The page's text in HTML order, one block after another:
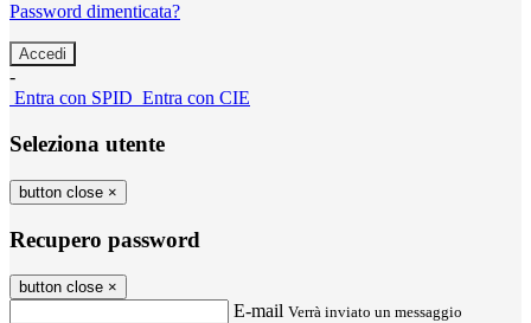
Password dimenticata?
-
Entra con SPID Entra con CIE
Seleziona utente
button close ×
Recupero password
button close ×
E-mail Verrà inviato un messaggio